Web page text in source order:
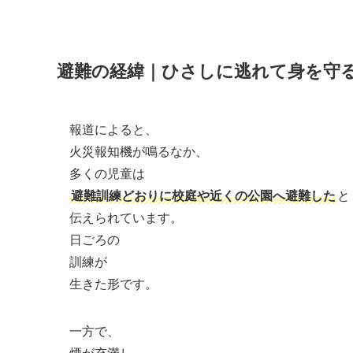
避難の経緯｜ひさしに逃れて身を守
報道によると、
火災報知機が鳴るなか、
多くの児童は
避難訓練どおりに校庭や近くの公園へ避難した と
伝えられています。
日ごろの
訓練が
生きた形です。
一方で、